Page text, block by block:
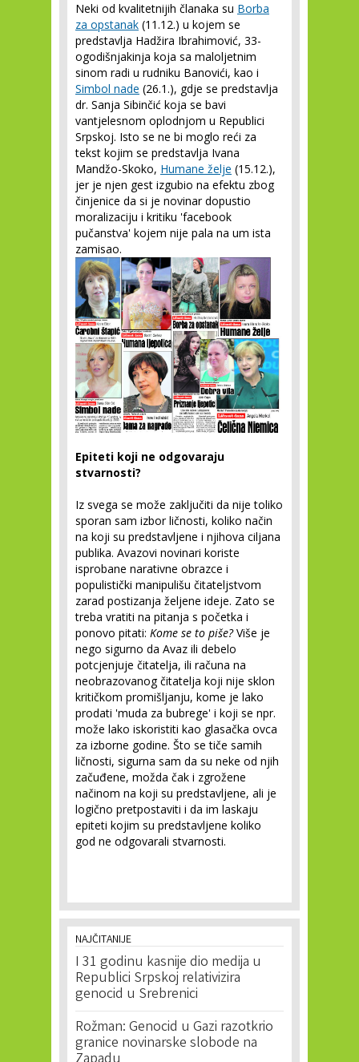
Neki od kvalitetnijih članaka su Borba
za opstanak (11.12.) u kojem se
predstavlja Hadžira Ibrahimović, 33-
ogodišnjakinja koja sa maloljetnim
sinom radi u rudniku Banovići, kao i
Simbol nade (26.1.), gdje se predstavlja
dr. Sanja Sibinčić koja se bavi
vantjelesnom oplodnjom u Republici
Srpskoj. Isto se ne bi moglo reći za
tekst kojim se predstavlja Ivana
Mandžo-Skoko, Humane želje (15.12.),
jer je njen gest izgubio na efektu zbog
činjenice da si je novinar dopustio
moralizaciju i kritiku 'facebook
pučanstva' kojem nije pala na um ista
zamisao.
Epiteti koji ne odgovaraju
stvarnosti?
Iz svega se može zaključiti da nije toliko
sporan sam izbor ličnosti, koliko način
na koji su predstavljene i njihova ciljana
publika. Avazovi novinari koriste
isprobane narativne obrazce i
populistički manipulišu čitateljstvom
zarad postizanja željene ideje. Zato se
treba vratiti na pitanja s početka i
ponovo pitati: Kome se to piše?Više je
nego sigurno da Avaz ili debelo
potcjenjuje čitatelja, ili računa na
neobrazovanog čitatelja koji nije sklon
kritičkom promišljanju, kome je lako
prodati 'muda za bubrege' i koji se npr.
može lako iskoristiti kao glasačka ovca
za izborne godine. Što se tiče samih
ličnosti, sigurna sam da su neke od njih
začuđene, možda čak i zgrožene
načinom na koji su predstavljene, ali je
logično pretpostaviti i da im laskaju
epiteti kojim su predstavljene koliko
god ne odgovarali stvarnosti.
NAJČITANIJE
I 31 godinu kasnije dio medija u
Republici Srpskoj relativizira
genocid u Srebrenici
Rožman: Genocid u Gazi razotkrio
granice novinarske slobode na